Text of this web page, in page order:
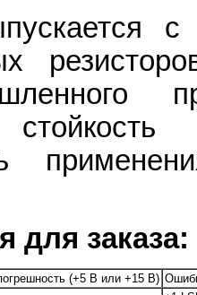
для заказа:
(+5 В или +15 В)